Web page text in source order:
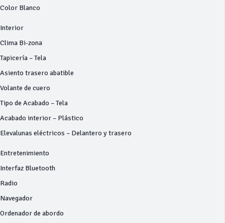
Color Blanco
Interior
Clima Bi-zona
Tapicería – Tela
Asiento trasero abatible
Volante de cuero
Tipo de Acabado – Tela
Acabado interior – Plástico
Elevalunas eléctricos – Delantero y trasero
Entretenimiento
Interfaz Bluetooth
Radio
Navegador
Ordenador de abordo